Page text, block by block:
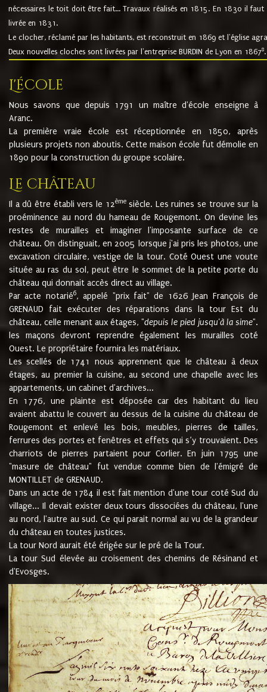
nécessaires le toit doit être fait... Travaux réalisés en 1815. En 1830 il
livrée en 1831.
Le clocher, réclamé par les habitants, est reconstruit en 1869 et l'église
Deux nouvelles cloches sont livrées par l'entreprise BURDIN de Lyon en 18678.
L'école
Nous savons que depuis 1791 un maître d'école enseigne à
Aranc.
La première vraie école est réceptionnée en 1850, après
plusieurs projets non aboutis. Cette maison école fut démolie en
1890 pour la construction du groupe scolaire.
Le château
Il a dû être établi vers le 12èmesiècle. Les ruines se trouve sur la
proéminence au nord du hameau de Rougemont. On devine les
restes de murailles et imaginer l'imposante surface de ce
château. On distinguait, en 2005 lorsque j'ai pris les photos, une
excavation circulaire, vestige de la tour. Coté Ouest une voute
située au ras du sol, peut être le sommet de la petite porte du
château qui donnait accès direct au village.
Par acte notarié6, appelé "prix fait" de 1626 Jean François de
GRENAUD fait exécuter des réparations dans la tour Est du
château, celle menant aux étages, "depuis le pied jusqu'à la sime".
les maçons devront reprendre également les murailles coté
Ouest. Le propriétaire fournira les matériaux.
Les scellés de 1741 nous apprennent que le château à deux
étages, au premier la cuisine, au second une chapelle avec les
appartements, un cabinet d'archives...
En 1776, une plainte est déposée car des habitant du lieu
avaient abattu le couvert au dessus de la cuisine du château de
Rougemont et enlevé les bois, meubles, pierres de tailles,
ferrures des portes et fenêtres et effets qui s’y trouvaient. Des
charriots de pierres partaient pour Corlier. En juin 1795 une
"masure de château" fut vendue comme bien de l'émigré de
MONTILLET de GRENAUD.
Dans un acte de 1784 il est fait mention d'une tour coté Sud du
village... Il devait exister deux tours dissociées du château, l'une
au nord, l'autre au sud. Ce qui parait normal au vu de la grandeur
du château en toutes justices.
La tour Nord aurait été érigée sur le pré de la Tour.
La tour Sud élevée au croisement des chemins de Résinand et
d'Evosges.